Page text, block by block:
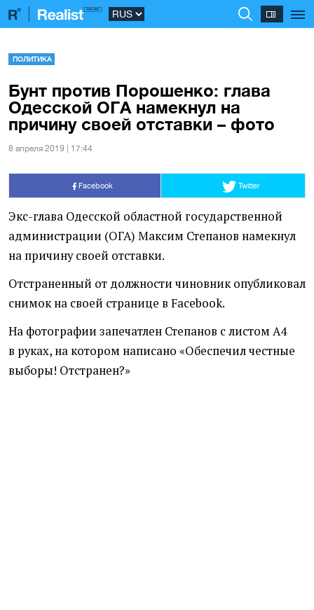
ПОЛИТИКА
Бунт против Порошенко: глава
Одесской ОГА намекнул на
причину своей отставки – фото
8 апреля 2019 | 17:44
Facebook Twitter
Экс-глава Одесской областной государственной
администрации (ОГА) Максим Степанов намекнул
на причину своей отставки.
Отстраненный от должности чиновник опубликовал
снимок на своей странице в Facebook.
На фотографии запечатлен Степанов с листом А4
в руках, на котором написано «Обеспечил честные
выборы! Отстранен?»